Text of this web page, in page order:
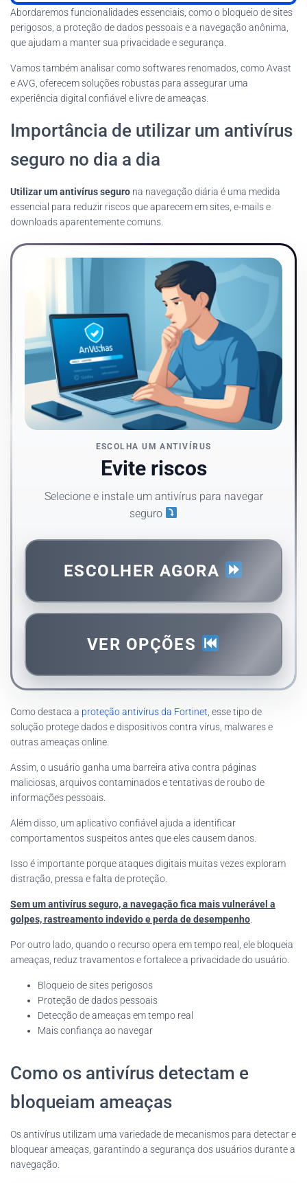
Abordaremos funcionalidades essenciais, como o bloqueio de sites
perigosos, a proteção de dados pessoais e a navegação anônima,
que ajudam a manter sua privacidade e segurança.
Vamos também analisar como softwares renomados, como Avast
e AVG, oferecem soluções robustas para assegurar uma
experiência digital confiável e livre de ameaças.
Importância de utilizar um antivírus
seguro no dia a dia
Utilizar um antivírus seguro na navegação diária é uma medida
essencial para reduzir riscos que aparecem em sites, e-mails e
downloads aparentemente comuns.
ESCOLHA UM ANTIVÍRUS
Evite riscos
Selecione e instale um antivírus para navegar
seguro
ESCOLHER AGORA
VER OPÇÕES
Como destaca a proteção antivírus da Fortinet , esse tipo de
solução protege dados e dispositivos contra vírus, malwares e
outras ameaças online.
Assim, o usuário ganha uma barreira ativa contra páginas
maliciosas, arquivos contaminados e tentativas de roubo de
informações pessoais.
Além disso, um aplicativo confiável ajuda a identificar
comportamentos suspeitos antes que eles causem danos.
Isso é importante porque ataques digitais muitas vezes exploram
distração, pressa e falta de proteção.
Sem um antivírus seguro, a navegação fica mais vulnerável a
golpes, rastreamento indevido e perda de desempenho
Por outro lado, quando o recurso opera em tempo real, ele bloqueia
ameaças, reduz travamentos e fortalece a privacidade do usuário.
Bloqueio de sites perigosos
Proteção de dados pessoais
Detecção de ameaças em tempo real
Mais confiança ao navegar
Como os antivírus detectam e
bloqueiam ameaças
Os antivírus utilizam uma variedade de mecanismos para detectar e
bloquear ameaças, garantindo a segurança dos usuários durante a
navegação.